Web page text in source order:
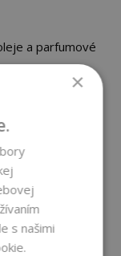
a parfumové
kozmetických
×
s našimi